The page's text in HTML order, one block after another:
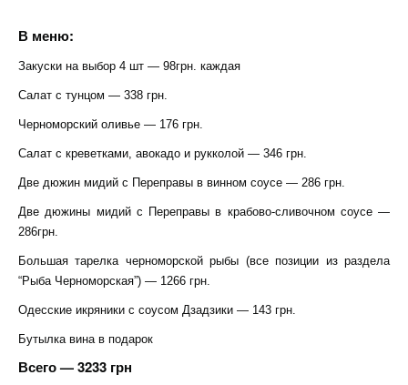
В меню:
Закуски на выбор 4 шт — 98грн. каждая
Салат с тунцом — 338 грн.
Черноморский оливье — 176 грн.
Салат с креветками, авокадо и рукколой — 346 грн.
Две дюжин мидий с Переправы в винном соусе — 286 грн.
Две дюжины мидий с Переправы в крабово-сливочном соусе —
286грн.
Большая тарелка черноморской рыбы (все позиции из раздела
“Рыба Черноморская”) — 1266 грн.
Одесские икряники с соусом Дзадзики — 143 грн.
Бутылка вина в подарок
Всего — 3233 грн